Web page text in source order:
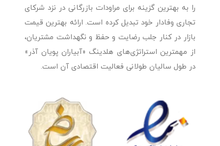
را به بهترین گزینه برای مراودات بازرگانی در نزد شرکای
تجاری وفادار خود تبدیل کرده است. ارائه بهترین قیمت
بازار در کنار جلب رضایت و حفظ و نگهداشت مشتریان،
از مهمترین استراتژی‌های هلدینگ «آبیاران پویان آذر»
در طول سالیان طولانی فعالیت اقتصادی آن است.